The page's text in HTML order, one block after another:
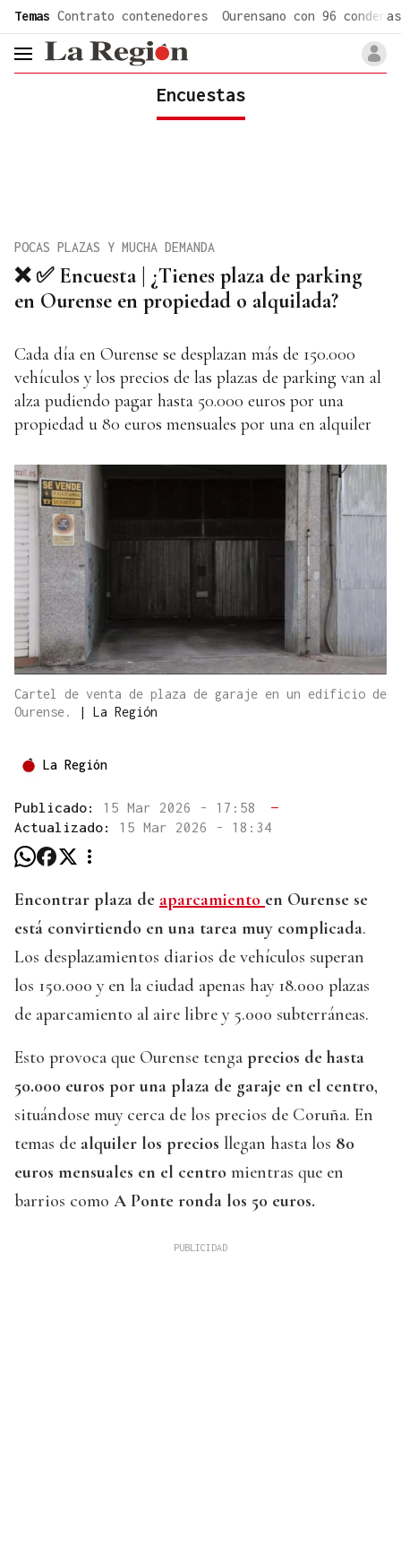
Temas Contrato contenedores Ourensano con 96 condenas
header.menu.open
Encuestas
❌ ✅ Encuesta | ¿Tienes plaza de parking
en Ourense en propiedad o alquilada?
POCAS PLAZAS Y MUCHA DEMANDA
Cada día en Ourense se desplazan más de 150.000
vehículos y los precios de las plazas de parking van al
alza pudiendo pagar hasta 50.000 euros por una
propiedad u 80 euros mensuales por una en alquiler
Cartel de venta de plaza de garaje en un edificio de
Ourense.
| La Región
La Región
Publicado: 15 Mar 2026 - 17:58
—
Actualizado: 15 Mar 2026 - 18:34
Encontrar plaza de aparcamiento en Ourense se
está convirtiendo en una tarea muy complicada.
Los desplazamientos diarios de vehículos superan
los 150.000 y en la ciudad apenas hay 18.000 plazas
de aparcamiento al aire libre y 5.000 subterráneas.
Esto provoca que Ourense tenga precios de hasta
50.000 euros por una plaza de garaje en el centro,
situándose muy cerca de los precios de Coruña. En
temas de alquiler los precios llegan hasta los 80
euros mensuales en el centro mientras que en
barrios como A Ponte ronda los 50 euros.